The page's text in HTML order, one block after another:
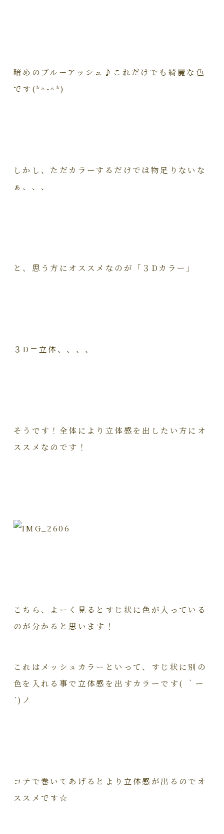
暗めのブルーアッシュ♪これだけでも綺麗な色
です(*^-^*)
しかし、ただカラーするだけでは物足りないな
ぁ、、、
と、思う方にオススメなのが「３Dカラー」
３D＝立体、、、、
そうです！全体により立体感を出したい方にオ
ススメなのです！
こちら、よーく見るとすじ状に色が入っている
のが分かると思います！
これはメッシュカラーといって、すじ状に別の
色を入れる事で立体感を出すカラーです( ｀ー
´)ノ
コテで巻いてあげるとより立体感が出るのでオ
ススメです☆